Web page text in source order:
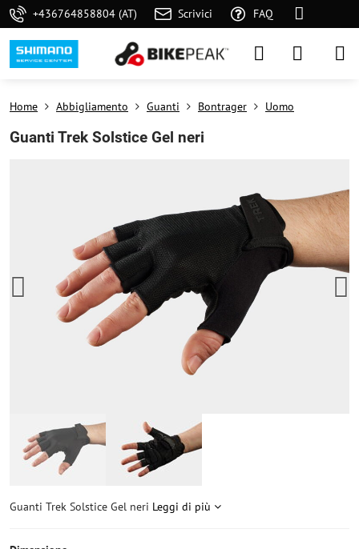
+436764858804 (AT) Scrivici FAQ
Home Abbigliamento Guanti Bontrager Uomo
Guanti Trek Solstice Gel neri
Guanti Trek Solstice Gel neri Leggi di più